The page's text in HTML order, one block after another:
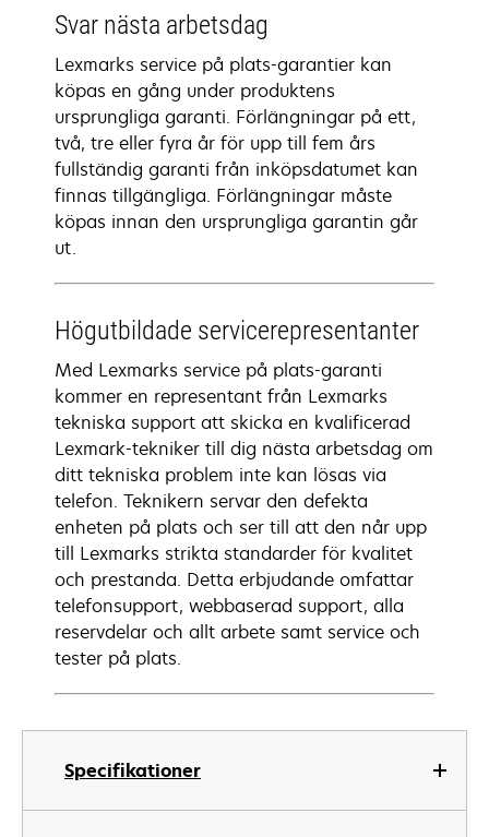
Specifikationer
Svar nästa arbetsdag
Lexmarks service på plats-garantier kan
köpas en gång under produktens
ursprungliga garanti. Förlängningar på ett,
två, tre eller fyra år för upp till fem års
fullständig garanti från inköpsdatumet kan
finnas tillgängliga. Förlängningar måste
köpas innan den ursprungliga garantin går
ut.
Högutbildade servicerepresentanter
Med Lexmarks service på plats-garanti
kommer en representant från Lexmarks
tekniska support att skicka en kvalificerad
Lexmark-tekniker till dig nästa arbetsdag om
ditt tekniska problem inte kan lösas via
telefon. Teknikern servar den defekta
enheten på plats och ser till att den når upp
till Lexmarks strikta standarder för kvalitet
och prestanda. Detta erbjudande omfattar
telefonsupport, webbaserad support, alla
reservdelar och allt arbete samt service och
tester på plats.